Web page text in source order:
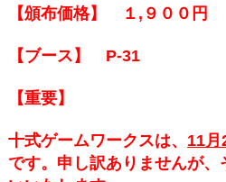
【頒布価格】 １,９００円
【ブース】 P-31
【重要】
十式ゲームワークスは、 11月
です。申し訳ありませんが